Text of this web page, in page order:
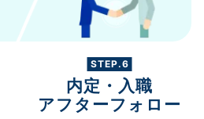
STEP.6
内定・入職
アフターフォロー